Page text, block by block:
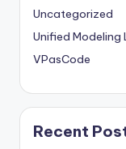
Uncategorized
Unified Modeling
VPasCode
Recent